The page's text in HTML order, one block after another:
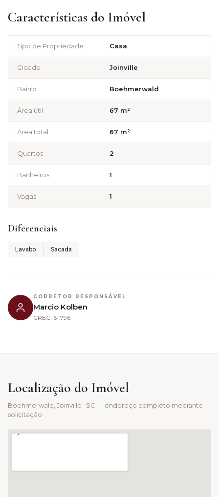
Características do Imóvel
Tipo de Propriedade Casa
Cidade Joinville
Bairro Boehmerwald
Área útil 67 m²
Área total 67 m²
Quartos 2
Banheiros 1
Vagas 1
Diferenciais
Lavabo Sacada
CORRETOR RESPONSÁVEL
Marcio Kolben
CRECI 61.796
Localização do Imóvel
Boehmerwald , Joinville · SC — endereço completo mediante
solicitação